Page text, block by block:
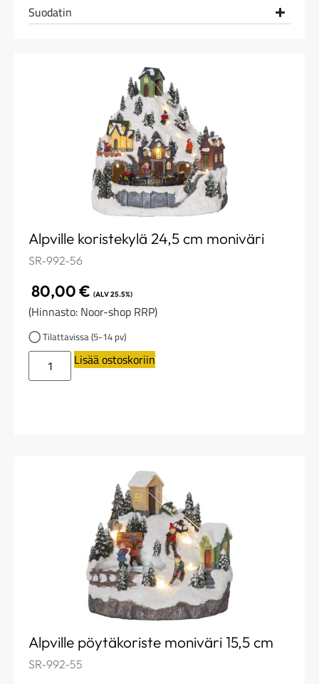
Suodatin
Alpville koristekylä 24,5 cm moniväri
SR-992-56
80,00€ (ALV 25.5%)
(Hinnasto: Noor-shop RRP)
Tilattavissa (5-14 pv)
Lisää ostoskoriin
Alpville pöytäkoriste moniväri 15,5 cm
SR-992-55